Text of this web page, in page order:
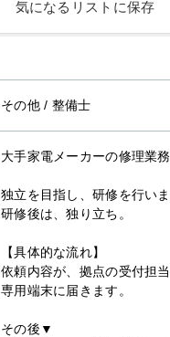
気になるリストに保存
その他/ 整備士
大手家電メーカーの修理業務
独立を目指し、研修を行いま
研修後は、独り立ち。
【具体的な流れ】
依頼内容が、拠点の受付担
専用端末に届きます。
その後▼